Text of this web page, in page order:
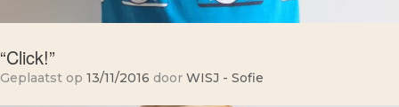
“Click!”
Geplaatst op 13/11/2016 door WISJ - Sofie